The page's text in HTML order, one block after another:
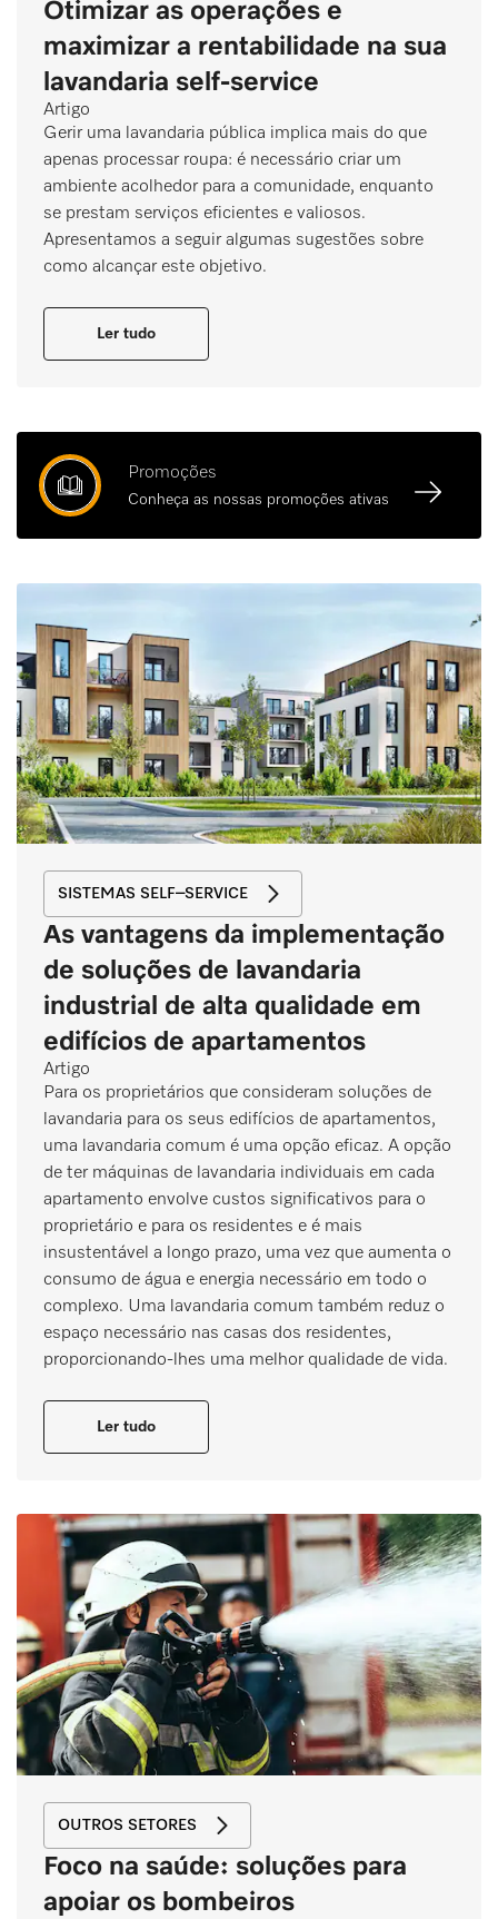
Otimizar as operações e
maximizar a rentabilidade na sua
lavandaria self-service
Artigo
Gerir uma lavandaria pública implica mais do que
apenas processar roupa: é necessário criar um
ambiente acolhedor para a comunidade, enquanto
se prestam serviços eficientes e valiosos.
Apresentamos a seguir algumas sugestões sobre
como alcançar este objetivo.
Ler tudo
Promoções
Conheça as nossas promoções ativas
SISTEMAS SELF–SERVICE
As vantagens da implementação
de soluções de lavandaria
industrial de alta qualidade em
edifícios de apartamentos
Artigo
Para os proprietários que consideram soluções de
lavandaria para os seus edifícios de apartamentos,
uma lavandaria comum é uma opção eficaz. A opção
de ter máquinas de lavandaria individuais em cada
apartamento envolve custos significativos para o
proprietário e para os residentes e é mais
insustentável a longo prazo, uma vez que aumenta o
consumo de água e energia necessário em todo o
complexo. Uma lavandaria comum também reduz o
espaço necessário nas casas dos residentes,
proporcionando-lhes uma melhor qualidade de vida.
Ler tudo
OUTROS SETORES
Foco na saúde: soluções para
apoiar os bombeiros